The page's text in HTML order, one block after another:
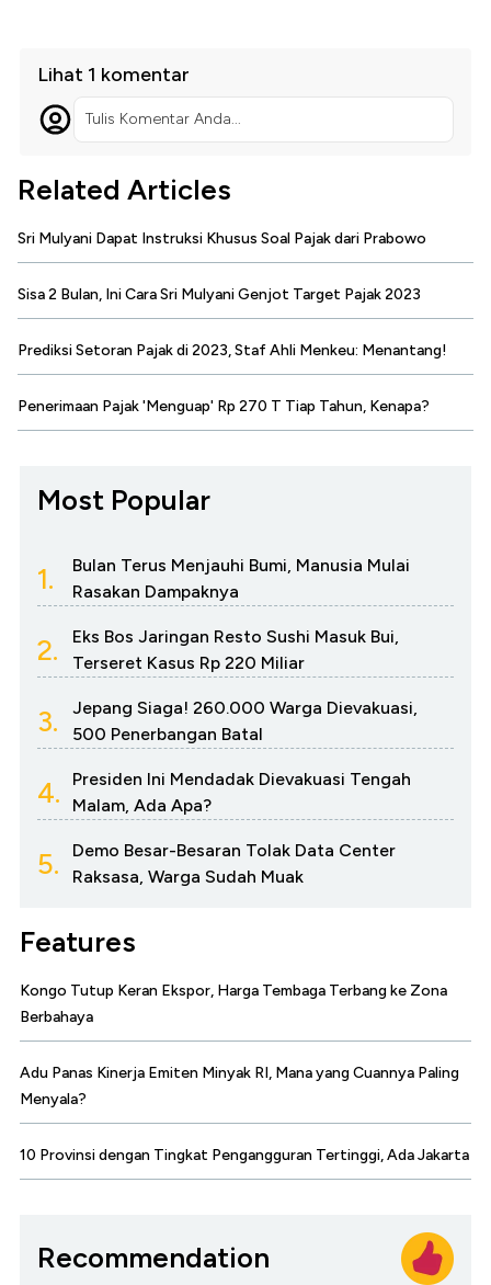
Lihat 1 komentar
Tulis Komentar Anda...
Related Articles
Sri Mulyani Dapat Instruksi Khusus Soal Pajak dari Prabowo
Sisa 2 Bulan, Ini Cara Sri Mulyani Genjot Target Pajak 2023
Prediksi Setoran Pajak di 2023, Staf Ahli Menkeu: Menantang!
Penerimaan Pajak 'Menguap' Rp 270 T Tiap Tahun, Kenapa?
Most Popular
1.
Bulan Terus Menjauhi Bumi, Manusia Mulai
Rasakan Dampaknya
2.
Eks Bos Jaringan Resto Sushi Masuk Bui,
Terseret Kasus Rp 220 Miliar
3.
Jepang Siaga! 260.000 Warga Dievakuasi,
500 Penerbangan Batal
4.
Presiden Ini Mendadak Dievakuasi Tengah
Malam, Ada Apa?
5.
Demo Besar-Besaran Tolak Data Center
Raksasa, Warga Sudah Muak
Features
Kongo Tutup Keran Ekspor, Harga Tembaga Terbang ke Zona
Berbahaya
Adu Panas Kinerja Emiten Minyak RI, Mana yang Cuannya Paling
Menyala?
10 Provinsi dengan Tingkat Pengangguran Tertinggi, Ada Jakarta
Recommendation